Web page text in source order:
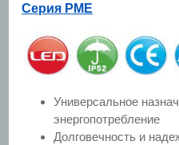
Серия PME
Универсальное
энергопотребление
Долговечность и